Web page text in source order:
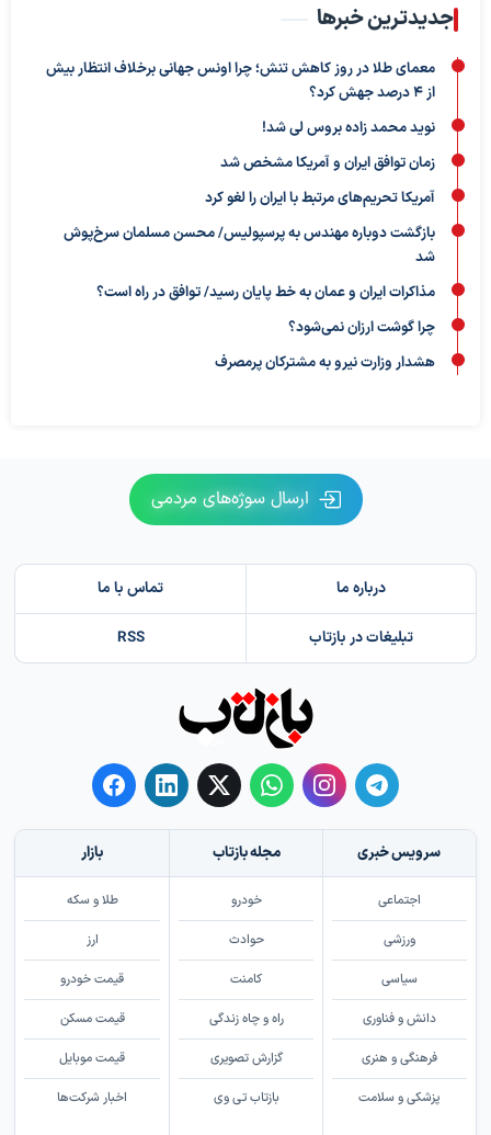
جدیدترین خبرها
معمای طلا در روز کاهش تنش؛ چرا اونس جهانی برخلاف انتظار بیش
از ۴ درصد جهش کرد؟
نوید محمد زاده بروس لی شد!
زمان توافق ایران و آمریکا مشخص شد
آمریکا تحریم‌های مرتبط با ایران را لغو کرد
بازگشت دوباره مهندس به پرسپولیس/ محسن مسلمان سرخ‌پوش
شد
مذاکرات ایران و عمان به خط پایان رسید/ توافق در راه است؟
چرا گوشت ارزان نمی‌شود؟
هشدار وزارت نیرو به مشترکان پرمصرف
ارسال سوژه‌های مردمی
درباره ما تماس با ما
تبلیغات در بازتاب RSS
سرویس خبری
اجتماعی
ورزشی
سیاسی
دانش و فناوری
فرهنگی و هنری
پزشکی و سلامت
مجله بازتاب
خودرو
حوادث
کامنت
راه و چاه زندگی
گزارش تصویری
بازتاب تی وی
بازار
طلا و سکه
ارز
قیمت خودرو
قیمت مسکن
قیمت موبایل
اخبار شرکت‌ها